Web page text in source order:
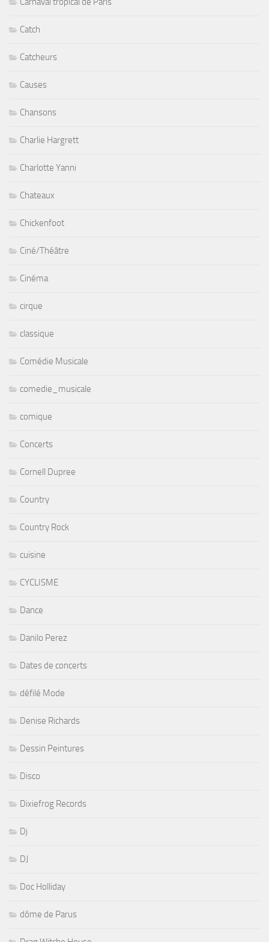
Catch
Catcheurs
Causes
Chansons
Charlie Hargrett
Charlotte Yanni
Chateaux
Chickenfoot
Ciné/Théâtre
Cinéma
cirque
classique
Comédie Musicale
comedie_musicale
comique
Concerts
Cornell Dupree
Country
Country Rock
cuisine
CYCLISME
Dance
Danilo Perez
Dates de concerts
défilé Mode
Denise Richards
Dessin Peintures
Disco
Dixiefrog Records
Dj
DJ
Doc Holliday
dôme de Parus